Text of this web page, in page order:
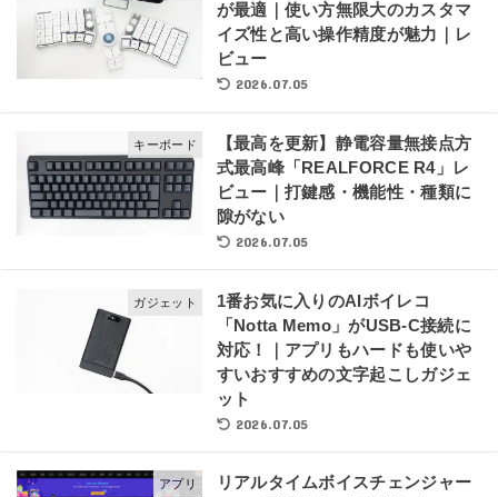
が最適｜使い方無限大のカスタマ
イズ性と高い操作精度が魅力｜レ
ビュー
2026.07.05
キーボード
【最高を更新】静電容量無接点方
式最高峰「REALFORCE R4」レ
ビュー｜打鍵感・機能性・種類に
隙がない
2026.07.05
ガジェット
1番お気に入りのAIボイレコ
「Notta Memo」がUSB-C接続に
対応！｜アプリもハードも使いや
すいおすすめの文字起こしガジェ
ット
2026.07.05
アプリ
リアルタイムボイスチェンジャー